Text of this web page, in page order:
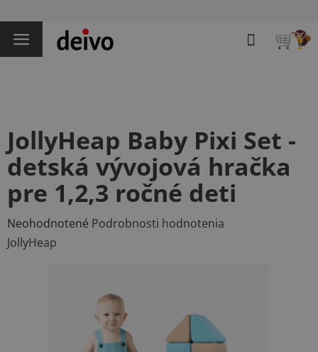
na
obsah
Hľadať
JollyHeap Baby Pixi Set -
detská vývojová hračka
pre 1,2,3 ročné deti
Priemerné
hodnotenie
Neohodnotené Podrobnosti hodnotenia
JollyHeap